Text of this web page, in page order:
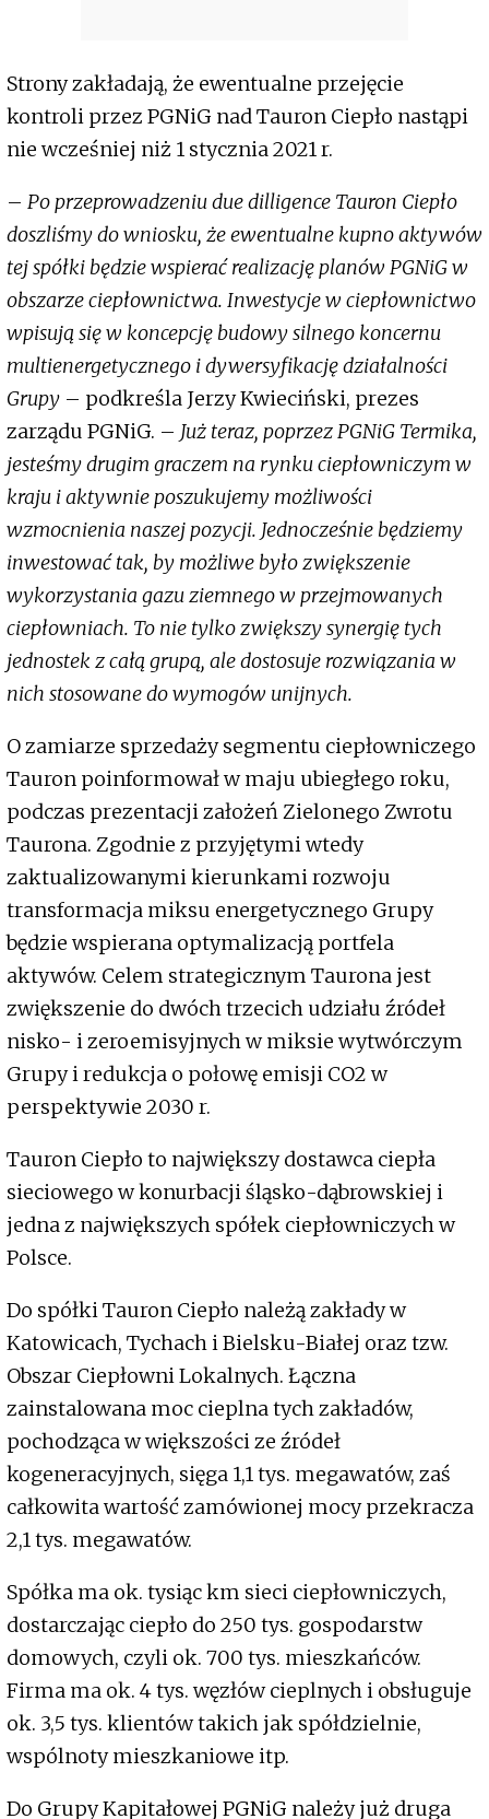
Strony zakładają, że ewentualne przejęcie
kontroli przez PGNiG nad Tauron Ciepło nastąpi
nie wcześniej niż 1 stycznia 2021 r.
– Po przeprowadzeniu due dilligence Tauron Ciepło
doszliśmy do wniosku, że ewentualne kupno aktywów
tej spółki będzie wspierać realizację planów PGNiG w
obszarze ciepłownictwa. Inwestycje w ciepłownictwo
wpisują się w koncepcję budowy silnego koncernu
multienergetycznego i dywersyfikację działalności
Grupy – podkreśla Jerzy Kwieciński, prezes
zarządu PGNiG. – Już teraz, poprzez PGNiG Termika,
jesteśmy drugim graczem na rynku ciepłowniczym w
kraju i aktywnie poszukujemy możliwości
wzmocnienia naszej pozycji. Jednocześnie będziemy
inwestować tak, by możliwe było zwiększenie
wykorzystania gazu ziemnego w przejmowanych
ciepłowniach. To nie tylko zwiększy synergię tych
jednostek z całą grupą, ale dostosuje rozwiązania w
nich stosowane do wymogów unijnych.
O zamiarze sprzedaży segmentu ciepłowniczego
Tauron poinformował w maju ubiegłego roku,
podczas prezentacji założeń Zielonego Zwrotu
Taurona. Zgodnie z przyjętymi wtedy
zaktualizowanymi kierunkami rozwoju
transformacja miksu energetycznego Grupy
będzie wspierana optymalizacją portfela
aktywów. Celem strategicznym Taurona jest
zwiększenie do dwóch trzecich udziału źródeł
nisko- i zeroemisyjnych w miksie wytwórczym
Grupy i redukcja o połowę emisji CO2 w
perspektywie 2030 r.
Tauron Ciepło to największy dostawca ciepła
sieciowego w konurbacji śląsko-dąbrowskiej i
jedna z największych spółek ciepłowniczych w
Polsce.
Do spółki Tauron Ciepło należą zakłady w
Katowicach, Tychach i Bielsku-Białej oraz tzw.
Obszar Ciepłowni Lokalnych. Łączna
zainstalowana moc cieplna tych zakładów,
pochodząca w większości ze źródeł
kogeneracyjnych, sięga 1,1 tys. megawatów, zaś
całkowita wartość zamówionej mocy przekracza
2,1 tys. megawatów.
Spółka ma ok. tysiąc km sieci ciepłowniczych,
dostarczając ciepło do 250 tys. gospodarstw
domowych, czyli ok. 700 tys. mieszkańców.
Firma ma ok. 4 tys. węzłów cieplnych i obsługuje
ok. 3,5 tys. klientów takich jak spółdzielnie,
wspólnoty mieszkaniowe itp.
Do Grupy Kapitałowej PGNiG należy już druga